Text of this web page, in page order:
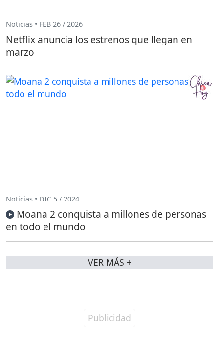
Noticias • FEB 26 / 2026
Netflix anuncia los estrenos que llegan en
marzo
Noticias • DIC 5 / 2024
Moana 2 conquista a millones de personas
en todo el mundo
VER MÁS +